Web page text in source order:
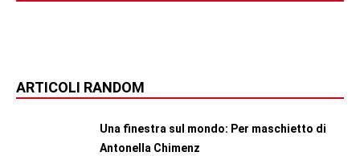
ARTICOLI RANDOM
Una finestra sul mondo: Per maschietto di
Antonella Chimenz